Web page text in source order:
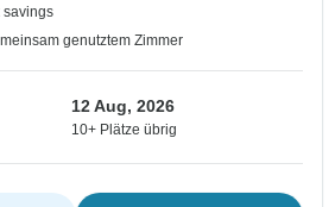
savings
genutztem Zimmer
12 Aug, 2026
10+ Plätze übrig